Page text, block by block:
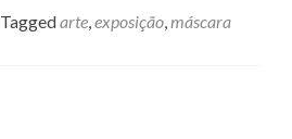
Taggedarte,exposição,máscara